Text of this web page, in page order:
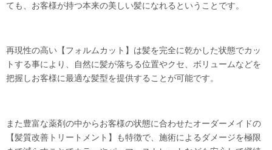
ても、お客様が持つ本来の美しい髪になれるということです。
再現性の高い【フォルムカット】は髪を完全に乾かした状態でカッ
トする事により、自然に髪が落ちる位置やクセ、ボリュームなどを
把握しお客様に最適な髪型を提供することが可能です。
また豊富な薬剤の中からお客様の状態に合わせたオーダーメイドの
【髪質改善トリートメント】も特徴で、施術によるダメージを極限